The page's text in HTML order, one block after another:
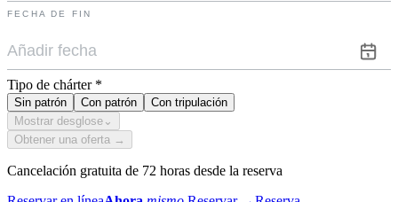
FECHA DE FIN
Tipo de chárter *
Sin patrón Con patrón
Con tripulación
Mostrar desglose ⌄
Obtener una oferta →
Cancelación gratuita de 72 horas desde la reserva